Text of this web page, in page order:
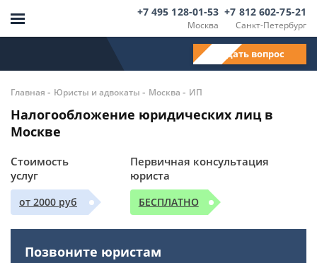
Москва
+7 495 128-01-53
Санкт-Петербург
+7 812 602-75-21
Задать вопрос
Главная - Юристы и адвокаты - Москва - ИП
Налогообложение юридических лиц в
Москве
Стоимость
услуг
от 2000 руб
Первичная консультация
юриста
БЕСПЛАТНО
Позвоните юристам